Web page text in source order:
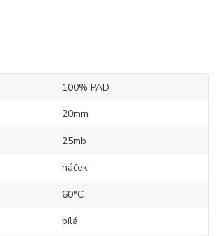
100% PAD
20mm
25mb
háček
60°C
bílá